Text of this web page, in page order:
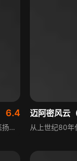
6.4
女警冰最大志愿是惩恶扬善，执行任务首天遇银行械劫案，男友惨被劫匪炸死。蔡Sir安排冰卧底毒品交易，冰结识女毒贩大家姐并成好友，因正邪难分，冰辞去职务。之后冰邂逅豹，被其吸引却不知其过往，蔡Sir告知冰杀她男友的是豹，要求冰再卧底，最终冰查出蔡才是幕后主脑，渠底一战冰杀二人，却被赶来的警员乱枪射死。